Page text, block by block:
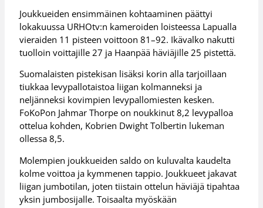
Joukkueiden ensimmäinen kohtaaminen päättyi
lokakuussa URHOtv:n kameroiden loisteessa Lapualla
vieraiden 11 pisteen voittoon 81–92. Ikävalko nakutti
tuolloin voittajille 27 ja Haanpää häviäjille 25 pistettä.
Suomalaisten pistekisan lisäksi korin alla tarjoillaan
tiukkaa levypallotaistoa liigan kolmanneksi ja
neljänneksi kovimpien levypallomiesten kesken.
FoKoPon Jahmar Thorpe on noukkinut 8,2 levypalloa
ottelua kohden, Kobrien Dwight Tolbertin lukeman
ollessa 8,5.
Molempien joukkueiden saldo on kuluvalta kaudelta
kolme voittoa ja kymmenen tappio. Joukkueet jakavat
liigan jumbotilan, joten tiistain ottelun häviäjä tipahtaa
yksin jumbosijalle. Toisaalta myöskään